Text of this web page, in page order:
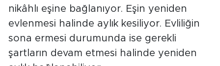
nikâhlı eşine bağlanıyor. Eşin yeniden
evlenmesi halinde aylık kesiliyor. Evliliğin
sona ermesi durumunda ise gerekli
şartların devam etmesi halinde yeniden